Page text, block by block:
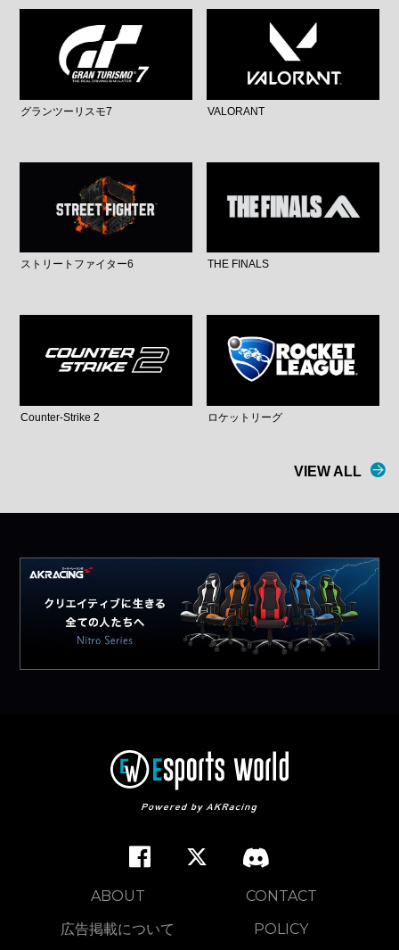
グランツーリスモ7 VALORANT
ストリートファイター6 THE FINALS
Counter-Strike 2 ロケットリーグ
VIEW ALL
ABOUT
CONTACT
広告掲載について
POLICY